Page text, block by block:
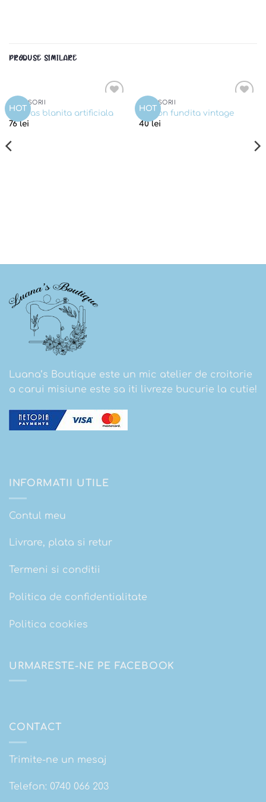
PRODUSE SIMILARE
HOT
wishlist
ACCESORII
Guleras blanita artificiala
76lei
HOT
wishlist
ACCESORII
Papion fundita vintage
40lei
Luana’s Boutique este un mic atelier de croitorie
a carui misiune este sa iti livreze bucurie la cutie!
INFORMATII UTILE
Contul meu
Livrare, plata si retur
Termeni si conditii
Politica de confidentialitate
Politica cookies
URMARESTE-NE PE FACEBOOK
CONTACT
Trimite-ne un mesaj
Telefon: 0740 066 203